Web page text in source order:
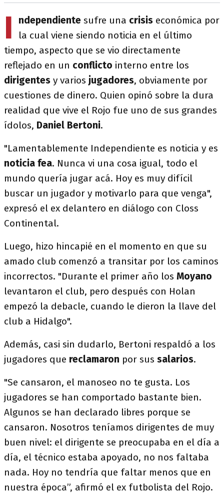
I ndependiente sufre una crisis económica por
la cual viene siendo noticia en el último
tiempo, aspecto que se vio directamente
reflejado en un conflicto interno entre los
dirigentes y varios jugadores, obviamente por
cuestiones de dinero. Quien opinó sobre la dura
realidad que vive el Rojo fue uno de sus grandes
ídolos, Daniel Bertoni.
"Lamentablemente Independiente es noticia y es
noticia fea. Nunca vi una cosa igual, todo el
mundo quería jugar acá. Hoy es muy difícil
buscar un jugador y motivarlo para que venga",
expresó el ex delantero en diálogo con Closs
Continental.
Luego, hizo hincapié en el momento en que su
amado club comenzó a transitar por los caminos
incorrectos. "Durante el primer año los Moyano
levantaron el club, pero después con Holan
empezó la debacle, cuando le dieron la llave del
club a Hidalgo".
Además, casi sin dudarlo, Bertoni respaldó a los
jugadores que reclamaron por sus salarios.
"Se cansaron, el manoseo no te gusta. Los
jugadores se han comportado bastante bien.
Algunos se han declarado libres porque se
cansaron. Nosotros teníamos dirigentes de muy
buen nivel: el dirigente se preocupaba en el día a
día, el técnico estaba apoyado, no nos faltaba
nada. Hoy no tendría que faltar menos que en
nuestra época”, afirmó el ex futbolista del Rojo.